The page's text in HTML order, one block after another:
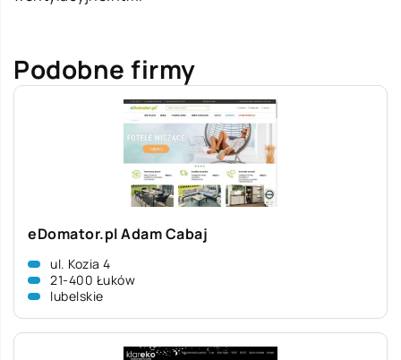
Podobne firmy
eDomator.pl Adam Cabaj
ul. Kozia 4
21-400 Łuków
lubelskie